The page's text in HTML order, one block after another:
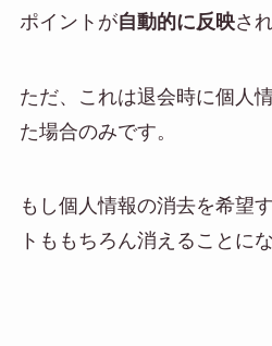
ポイントが自動的に反映さ
ただ、これは退会時に個人
た場合のみです。
もし個人情報の消去を希望す
トももちろん消えることに